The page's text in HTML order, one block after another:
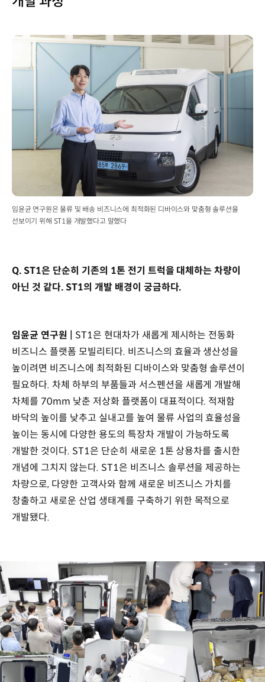
임윤균 연구원은 물류 및 배송 비즈니스에 최적화된 디바이스와 맞춤형 솔루션을
선보이기 위해 ST1을 개발했다고 말했다
Q. ST1은 단순히 기존의 1톤 전기 트럭을 대체하는 차량이
아닌 것 같다. ST1의 개발 배경이 궁금하다.
임윤균 연구원 | ST1은 현대차가 새롭게 제시하는 전동화
비즈니스 플랫폼 모빌리티다. 비즈니스의 효율과 생산성을
높이려면 비즈니스에 최적화된 디바이스와 맞춤형 솔루션이
필요하다. 차체 하부의 부품들과 서스펜션을 새롭게 개발해
차체를 70mm 낮춘 저상화 플랫폼이 대표적이다. 적재함
바닥의 높이를 낮추고 실내고를 높여 물류 사업의 효율성을
높이는 동시에 다양한 용도의 특장차 개발이 가능하도록
개발한 것이다. ST1은 단순히 새로운 1톤 상용차를 출시한
개념에 그치지 않는다. ST1은 비즈니스 솔루션을 제공하는
차량으로, 다양한 고객사와 함께 새로운 비즈니스 가치를
창출하고 새로운 산업 생태계를 구축하기 위한 목적으로
개발됐다.